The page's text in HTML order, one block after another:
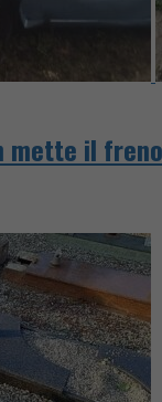
mette il